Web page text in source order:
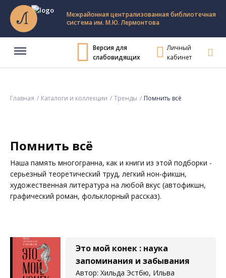
Межрайонная централизованная библиотечная
система им. М.Ю. Лермонтова
Версия для
слабовидящих
Личный
кабинет
Главная Каталоги и коллекции Тренды Помнить всё
Помнить всё
Наша память многогранна, как и книги из этой подборки -
серьезный теоретический труд, легкий нон-фикшн,
художественная литература на любой вкус (автофикшн,
графический роман, фольклорный рассказ).
Это мой конек : наука
запоминания и забывания
Автор: Хильда Эстбю, Ильва